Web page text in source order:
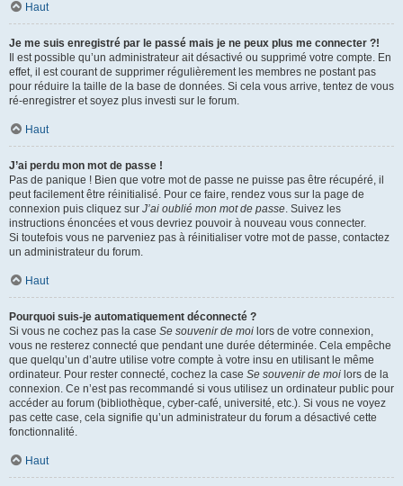
Haut
Je me suis enregistré par le passé mais je ne peux plus me connecter ?!
Il est possible qu’un administrateur ait désactivé ou supprimé votre compte. En
effet, il est courant de supprimer régulièrement les membres ne postant pas
pour réduire la taille de la base de données. Si cela vous arrive, tentez de vous
ré-enregistrer et soyez plus investi sur le forum.
Haut
J’ai perdu mon mot de passe !
Pas de panique ! Bien que votre mot de passe ne puisse pas être récupéré, il
peut facilement être réinitialisé. Pour ce faire, rendez vous sur la page de
connexion puis cliquez sur J’ai oublié mon mot de passe. Suivez les
instructions énoncées et vous devriez pouvoir à nouveau vous connecter.
Si toutefois vous ne parveniez pas à réinitialiser votre mot de passe, contactez
un administrateur du forum.
Haut
Pourquoi suis-je automatiquement déconnecté ?
Si vous ne cochez pas la case Se souvenir de moi lors de votre connexion,
vous ne resterez connecté que pendant une durée déterminée. Cela empêche
que quelqu’un d’autre utilise votre compte à votre insu en utilisant le même
ordinateur. Pour rester connecté, cochez la case Se souvenir de moi lors de la
connexion. Ce n’est pas recommandé si vous utilisez un ordinateur public pour
accéder au forum (bibliothèque, cyber-café, université, etc.). Si vous ne voyez
pas cette case, cela signifie qu’un administrateur du forum a désactivé cette
fonctionnalité.
Haut